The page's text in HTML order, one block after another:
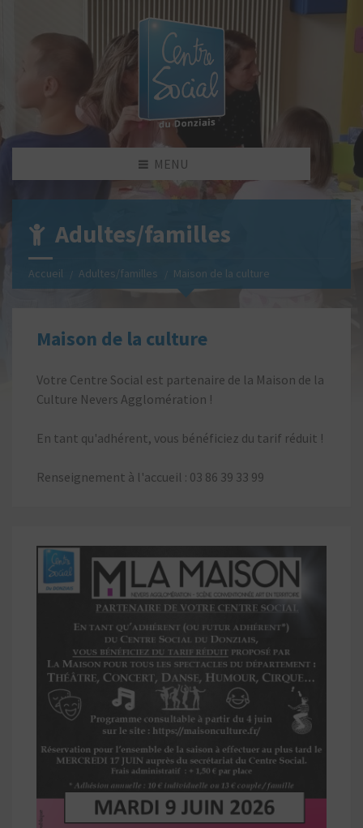
MENU
Adultes/familles
Accueil Adultes/familles Maison de la culture
Maison de la culture
Votre Centre Social est partenaire de la Maison de la
Culture Nevers Agglomération !
En tant qu'adhérent, vous bénéficiez du tarif réduit !
Renseignement à l'accueil : 03 86 39 33 99